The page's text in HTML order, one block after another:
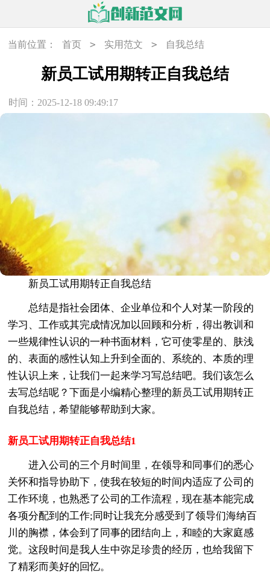
当前位置： 首页 > 实用范文 > 自我总结
新员工试用期转正自我总结
时间：2025-12-18 09:49:17
新员工试用期转正自我总结
总结是指社会团体、企业单位和个人对某一阶段的
学习、工作或其完成情况加以回顾和分析，得出教训和
一些规律性认识的一种书面材料，它可使零星的、肤浅
的、表面的感性认知上升到全面的、系统的、本质的理
性认识上来，让我们一起来学习写总结吧。我们该怎么
去写总结呢？下面是小编精心整理的新员工试用期转正
自我总结，希望能够帮助到大家。
新员工试用期转正自我总结1
进入公司的三个月时间里，在领导和同事们的悉心
关怀和指导协助下，使我在较短的时间内适应了公司的
工作环境，也熟悉了公司的工作流程，现在基本能完成
各项分配到的工作;同时让我充分感受到了领导们海纳百
川的胸襟，体会到了同事的团结向上，和睦的大家庭感
觉。这段时间是我人生中弥足珍贵的经历，也给我留下
了精彩而美好的回忆。